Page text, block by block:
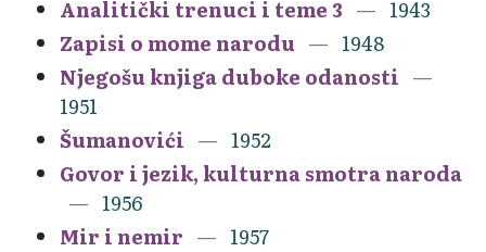
Analitički trenuci i teme 3
1943
Zapisi o mome narodu
1948
Njegošu knjiga duboke odanosti
1951
Šumanovići
1952
Govor i jezik, kulturna smotra naroda
1956
Mir i nemir
1957